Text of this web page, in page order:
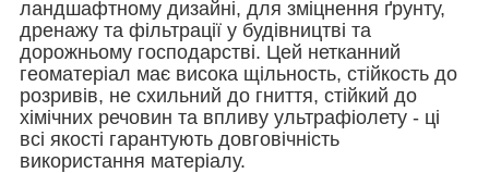
ландшафтному дизайні, для зміцнення ґрунту,
дренажу та фільтрації у будівництві та
дорожньому господарстві. Цей нетканний
геоматеріал має висока щільность, стійкость до
розривів, не схильний до гниття, стійкий до
хімічних речовин та впливу ультрафіолету - ці
всі якості гарантують довговічність
використання матеріалу.